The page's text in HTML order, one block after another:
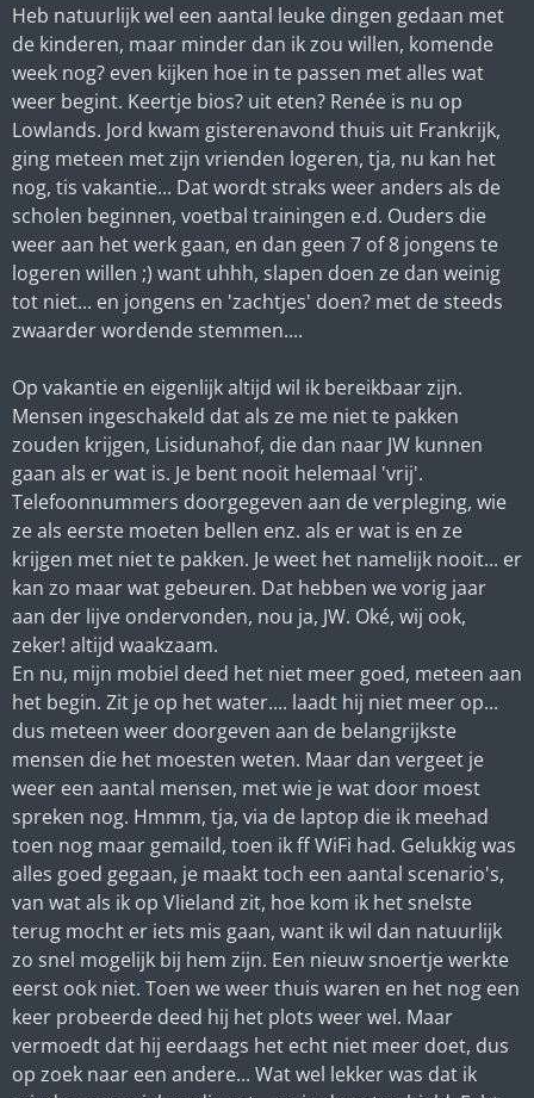
Heb natuurlijk wel een aantal leuke dingen gedaan met
de kinderen, maar minder dan ik zou willen, komende
week nog? even kijken hoe in te passen met alles wat
weer begint. Keertje bios? uit eten? Renée is nu op
Lowlands. Jord kwam gisterenavond thuis uit Frankrijk,
ging meteen met zijn vrienden logeren, tja, nu kan het
nog, tis vakantie... Dat wordt straks weer anders als de
scholen beginnen, voetbal trainingen e.d. Ouders die
weer aan het werk gaan, en dan geen 7 of 8 jongens te
logeren willen ;) want uhhh, slapen doen ze dan weinig
tot niet... en jongens en 'zachtjes' doen? met de steeds
zwaarder wordende stemmen....
Op vakantie en eigenlijk altijd wil ik bereikbaar zijn.
Mensen ingeschakeld dat als ze me niet te pakken
zouden krijgen, Lisidunahof, die dan naar JW kunnen
gaan als er wat is. Je bent nooit helemaal 'vrij'.
Telefoonnummers doorgegeven aan de verpleging, wie
ze als eerste moeten bellen enz. als er wat is en ze
krijgen met niet te pakken. Je weet het namelijk nooit... er
kan zo maar wat gebeuren. Dat hebben we vorig jaar
aan der lijve ondervonden, nou ja, JW. Oké, wij ook,
zeker! altijd waakzaam.
En nu, mijn mobiel deed het niet meer goed, meteen aan
het begin. Zit je op het water.... laadt hij niet meer op...
dus meteen weer doorgeven aan de belangrijkste
mensen die het moesten weten. Maar dan vergeet je
weer een aantal mensen, met wie je wat door moest
spreken nog. Hmmm, tja, via de laptop die ik meehad
toen nog maar gemaild, toen ik ff WiFi had. Gelukkig was
alles goed gegaan, je maakt toch een aantal scenario's,
van wat als ik op Vlieland zit, hoe kom ik het snelste
terug mocht er iets mis gaan, want ik wil dan natuurlijk
zo snel mogelijk bij hem zijn. Een nieuw snoertje werkte
eerst ook niet. Toen we weer thuis waren en het nog een
keer probeerde deed hij het plots weer wel. Maar
vermoedt dat hij eerdaags het echt niet meer doet, dus
op zoek naar een andere... Wat wel lekker was dat ik